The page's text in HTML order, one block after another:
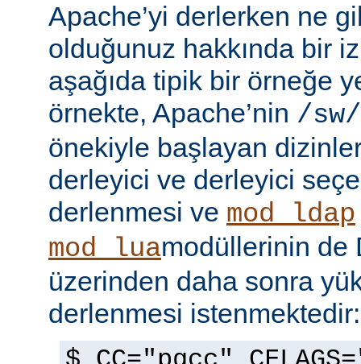
Apache’yi derlerken ne
olduğunuz hakkında bir
aşağıda tipik bir örneğe
örnekte, Apache’nin /
önekiyle başlayan
derleyici ve derleyici
derlenmesi ve mod_ldap
mod_luamodüllerinin de
üzerinden daha sonra
derlenmesi istenmektedir: